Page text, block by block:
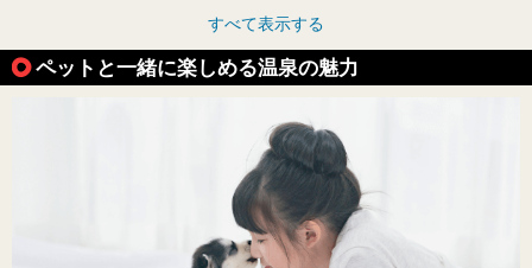
すべて表示する
ペットと一緒に楽しめる温泉の魅力